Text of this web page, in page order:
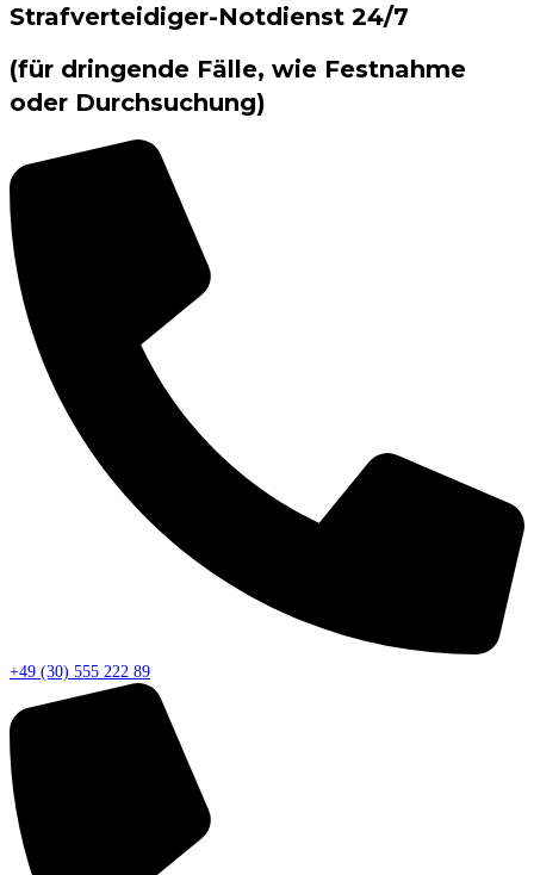
Strafverteidiger-Notdienst 24/7
(für dringende Fälle, wie Festnahme
oder Durchsuchung)
+49 (30) 555 222 89